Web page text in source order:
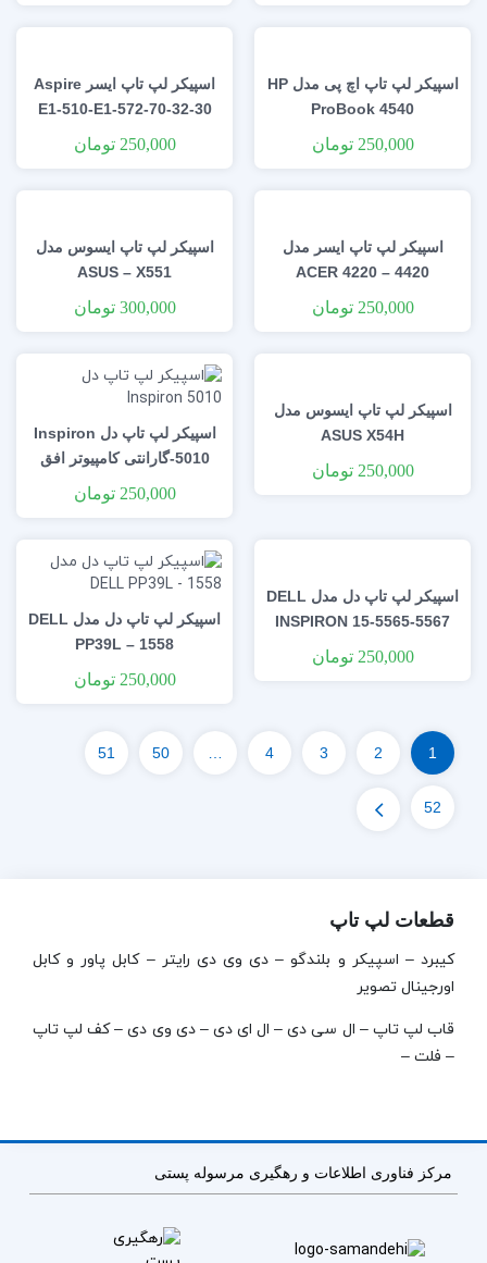
اسپیکر لپ تاپ اچ پی مدل HP
ProBook 4540
250,000 تومان
اسپیکر لپ تاپ ایسر Aspire
E1-510-E1-572-70-32-30
250,000 تومان
اسپیکر لپ تاپ ایسر مدل
ACER 4220 – 4420
SPEAKER
250,000 تومان
اسپیکر لپ تاپ ایسوس مدل
ASUS – X551
300,000 تومان
اسپیکر لپ تاپ ایسوس مدل
ASUS X54H
250,000 تومان
اسپیکر لپ تاپ دل Inspiron
5010-گارانتی کامپیوتر افق
250,000 تومان
اسپیکر لپ تاپ دل مدل DELL
INSPIRON 15-5565-5567
250,000 تومان
اسپیکر لپ تاپ دل مدل DELL
PP39L – 1558
250,000 تومان
1
2
3
4
…
50
51
52
قطعات لپ تاپ
کیبرد – اسپیکر و بلندگو – دی وی دی رایتر – کابل پاور و کابل
اورجینال تصویر
قاب لپ تاپ – ال سی دی – ال ای دی – دی وی دی – کف لپ تاپ
– فلت –
مرکز فناوری اطلاعات و رهگیری مرسوله پستی